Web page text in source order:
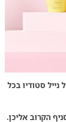
נייל סטודיו בכל
הקרוב אליכן.